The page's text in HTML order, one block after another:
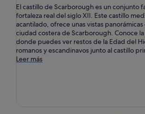
El castillo de Scarborough es un conjunto
fortaleza real del siglo XII. Este castillo
acantilado, ofrece unas vistas
ciudad costera de Scarborough. Conoce
donde puedes ver restos de la Edad del
romanos y escandinavos junto al castillo
Leer más